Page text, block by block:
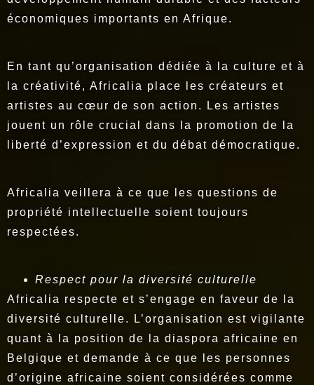
économiques importants en Afrique.
En tant qu’organisation dédiée à la culture et à
la créativité, Africalia place les créateurs et
artistes au cœur de son action. Les artistes
jouent un rôle crucial dans la promotion de la
liberté d’expression et du débat démocratique.
Africalia veillera à ce que les questions de
propriété intellectuelle soient toujours
respectées.
Respect pour la diversité culturelle
Africalia respecte et s’engage en faveur de la
diversité culturelle. L’organisation est vigilante
quant à la position de la diaspora africaine en
Belgique et demande à ce que les personnes
d’origine africaine soient considérées comme